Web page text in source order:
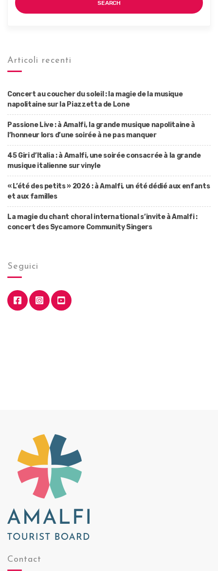
SEARCH
Articoli recenti
Concert au coucher du soleil : la magie de la musique
napolitaine sur la Piazzetta de Lone
Passione Live : à Amalfi, la grande musique napolitaine à
l’honneur lors d’une soirée à ne pas manquer
45 Giri d’Italia : à Amalfi, une soirée consacrée à la grande
musique italienne sur vinyle
« L’été des petits » 2026 : à Amalfi, un été dédié aux enfants
et aux familles
La magie du chant choral international s’invite à Amalfi :
concert des Sycamore Community Singers
Seguici
Contact